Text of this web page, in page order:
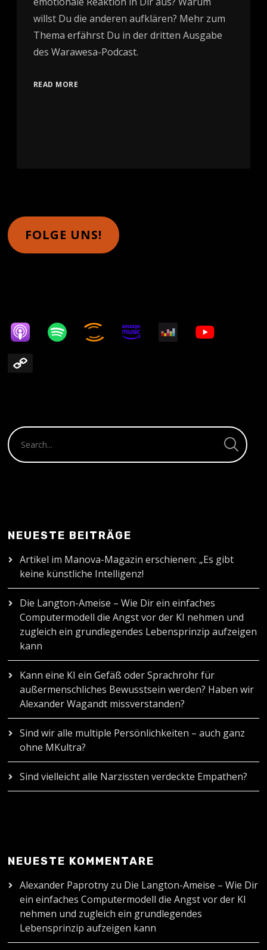
willst Du die anderen aufklären? Mehr zum
Thema erfährst Du in der dritten Ausgabe
des Warawesa-Podcast.
READ MORE
FOLGE UNS!
NEUESTE BEITRÄGE
Artikel im Manova-Magazin erschienen: „Es gibt
keine künstliche Intelligenz!
Die Langton-Ameise – Wie Dir ein einfaches
Computermodell die Angst vor der KI nehmen und
zugleich ein grundlegendes Lebensprinzip aufzeigen
kann
Kann eine KI ein Gefäß oder Sprachrohr für
außermenschliches Bewusstsein werden? Haben wir
Alexander Wagandt missverstanden?
Sind wir alle multiple Persönlichkeiten – auch ganz
ohne MKultra?
Sind vielleicht alle Narzissten verdeckte Empathen?
NEUESTE KOMMENTARE
Alexander Paprotny zu Die Langton-Ameise – Wie Dir
ein einfaches Computermodell die Angst vor der KI
nehmen und zugleich ein grundlegendes
Lebensprinzip aufzeigen kann